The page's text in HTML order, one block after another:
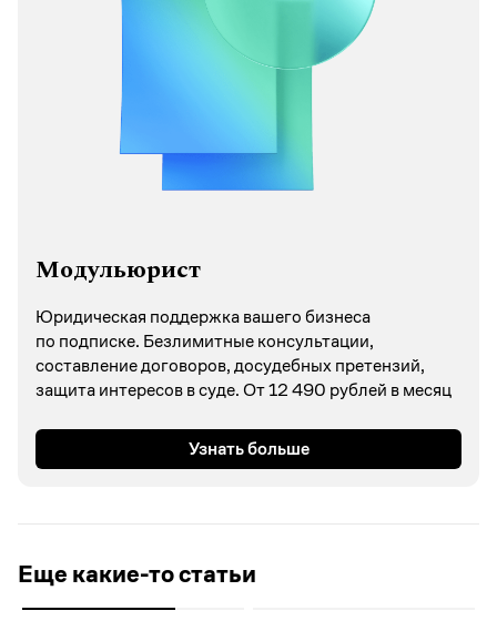
Модульюрист
Юридическая поддержка вашего бизнеса
по подписке. Безлимитные консультации,
составление договоров, досудебных претензий,
защита интересов в суде. От 12 490 рублей в месяц
Узнать больше
Еще какие-то статьи